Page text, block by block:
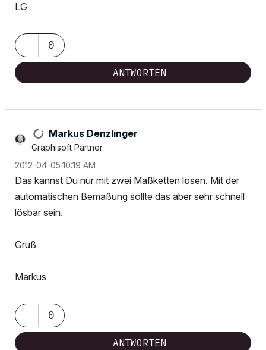
LG
0
ANTWORTEN
Markus Denzlinger
Graphisoft Partner
‎2012-04-05 10:19 AM
Das kannst Du nur mit zwei Maßketten lösen. Mit der
automatischen Bemaßung sollte das aber sehr schnell
lösbar sein.
Gruß
Markus
0
ANTWORTEN